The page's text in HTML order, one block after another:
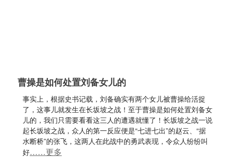
曹操是如何处置刘备女儿的
事实上，根据史书记载，刘备确实有两个女儿被曹操给活捉
了，这事儿就发生在长坂坡之战！至于曹操是如何处置刘备女
儿的，我们只需要看看这三人的遭遇就懂了！长坂坡之战一说
起长坂坡之战，众人的第一反应便是“七进七出”的赵云、“据
水断桥”的张飞，这两人在此战中的勇武表现，令众人纷纷叫
好……更多